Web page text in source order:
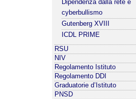
Dipendenza dalla rete e
cyberbullismo
Gutenberg XVIII
ICDL PRIME
RSU
NIV
Regolamento Istituto
Regolamento DDI
Graduatorie d’Istituto
PNSD